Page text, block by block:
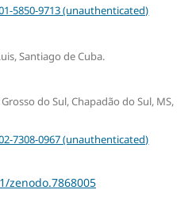
5850-9713 (unauthenticated)
Santiago de Cuba.
do Sul, Chapadão do Sul, MS,
7308-0967 (unauthenticated)
zenodo.7868005